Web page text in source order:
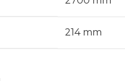
214 mm